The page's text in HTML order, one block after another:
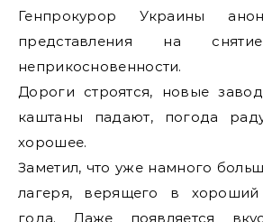
Генпрокурор Украины
представления на
неприкосновенности.
Дороги строятся, новые
каштаны падают, погода
хорошее.
Заметил, что уже намного
лагеря, верящего в хороший
года. Даже появляется